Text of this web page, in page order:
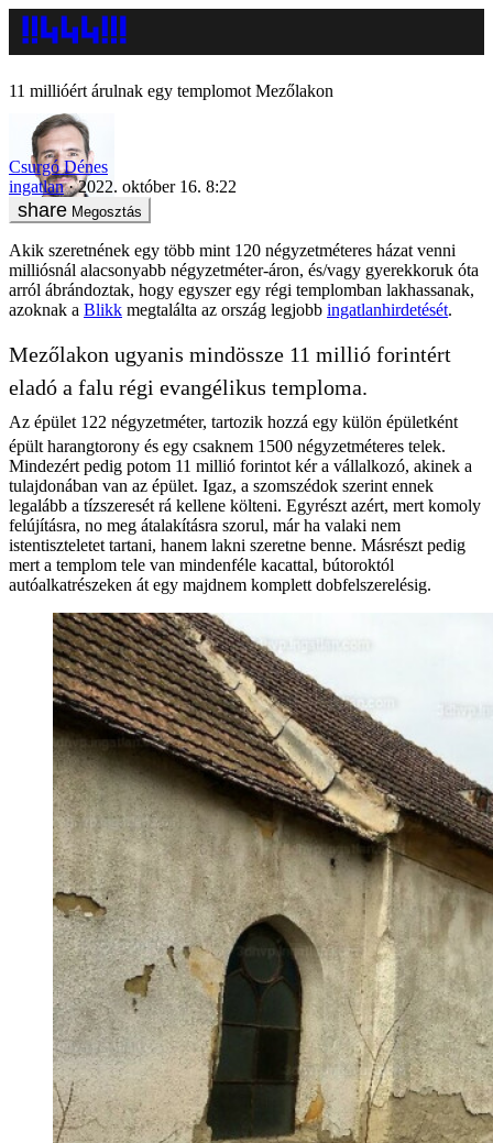
11 millióért árulnak egy templomot Mezőlakon
Csurgó Dénes
ingatlan
2022. október 16. 8:22
Megosztás
Akik szeretnének egy több mint 120 négyzetméteres házat venni
milliósnál alacsonyabb négyzetméter-áron, és/vagy gyerekkoruk óta
arról ábrándoztak, hogy egyszer egy régi templomban lakhassanak,
azoknak a Blikk megtalálta az ország legjobb ingatlanhirdetését.
Mezőlakon ugyanis mindössze 11 millió forintért
eladó a falu régi evangélikus temploma.
Az épület 122 négyzetméter, tartozik hozzá egy külön épületként
épült harangtorony és egy csaknem 1500 négyzetméteres telek.
Mindezért pedig potom 11 millió forintot kér a vállalkozó, akinek a
tulajdonában van az épület. Igaz, a szomszédok szerint ennek
legalább a tízszeresét rá kellene költeni. Egyrészt azért, mert komoly
felújításra, no meg átalakításra szorul, már ha valaki nem
istentiszteletet tartani, hanem lakni szeretne benne. Másrészt pedig
mert a templom tele van mindenféle kacattal, bútoroktól
autóalkatrészeken át egy majdnem komplett dobfelszerelésig.